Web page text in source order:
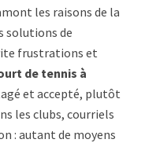
les raisons de la
solutions de
frustrations et
de tennis à
et accepté, plutôt
les clubs, courriels
: autant de moyens